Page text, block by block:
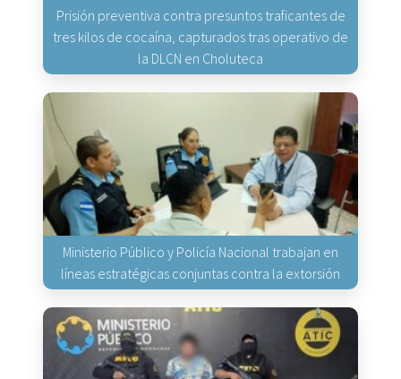
Prisión preventiva contra presuntos traficantes de
tres kilos de cocaína, capturados tras operativo de
la DLCN en Choluteca
Ministerio Público y Policía Nacional trabajan en
líneas estratégicas conjuntas contra la extorsión